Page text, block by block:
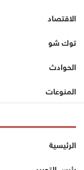
الاقتصاد
توك شو
الحوادث
المنوعات
الرئيسية